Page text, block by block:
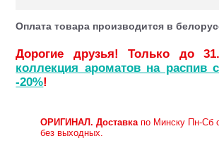
Оплата товара производится в
Дорогие друзья! Только до
коллекция ароматов на распив
-20%!
ОРИГИНАЛ. Доставкапо Минску Пн-Сб
без выходных.